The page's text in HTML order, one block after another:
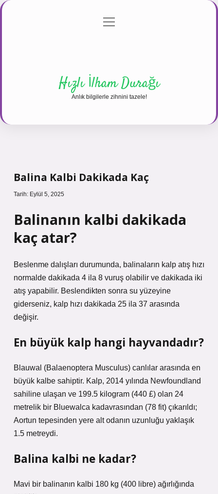
Gizlilik Politikası
menüyü
Hızlı İlham Durağı
Anlık bilgilerle zihnini tazele!
Balina Kalbi Dakikada Kaç
Tarih: Eylül 5, 2025
Balinanın kalbi dakikada
kaç atar?
Beslenme dalışları durumunda, balinaların kalp atış hızı
normalde dakikada 4 ila 8 vuruş olabilir ve dakikada iki
atış yapabilir. Beslendikten sonra su yüzeyine
giderseniz, kalp hızı dakikada 25 ila 37 arasında
değişir.
En büyük kalp hangi hayvandadır?
Blauwal (Balaenoptera Musculus) canlılar arasında en
büyük kalbe sahiptir. Kalp, 2014 yılında Newfoundland
sahiline ulaşan ve 199.5 kilogram (440 £) olan 24
metrelik bir Bluewalca kadavrasından (78 fit) çıkarıldı;
Aortun tepesinden yere alt odanın uzunluğu yaklaşık
1.5 metreydi.
Balina kalbi ne kadar?
Mavi bir balinanın kalbi 180 kg (400 libre) ağırlığında